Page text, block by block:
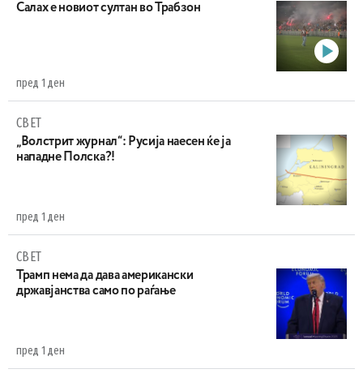
Салах е новиот султан во Трабзон
пред 1 ден
СВЕТ
„Волстрит журнал“: Русија наесен ќе ја
нападне Полска?!
пред 1 ден
СВЕТ
Трамп нема да дава американски
државјанства само по раѓање
пред 1 ден